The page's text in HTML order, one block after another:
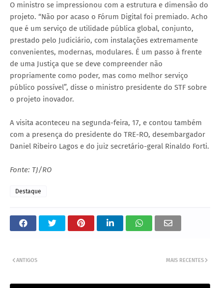
O ministro se impressionou com a estrutura e dimensão do
projeto. “Não por acaso o Fórum Digital foi premiado. Acho
que é um serviço de utilidade pública global, conjunto,
prestado pelo Judiciário, com instalações extremamente
convenientes, modernas, modulares. É um passo à frente
de uma Justiça que se deve compreender não
propriamente como poder, mas como melhor serviço
público possível”, disse o ministro presidente do STF sobre
o projeto inovador.
A visita aconteceu na segunda-feira, 17, e contou também
com a presença do presidente do TRE-RO, desembargador
Daniel Ribeiro Lagos e do juiz secretário-geral Rinaldo Forti.
Fonte: TJ/RO
Destaque
MAIS RECENTES
ANTIGOS